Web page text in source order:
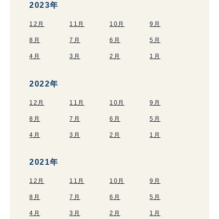
2023年
12月 11月 10月 9月
8月 7月 6月 5月
4月 3月 2月 1月
2022年
12月 11月 10月 9月
8月 7月 6月 5月
4月 3月 2月 1月
2021年
12月 11月 10月 9月
8月 7月 6月 5月
4月 3月 2月 1月